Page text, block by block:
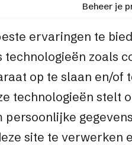
Beheer je
ervaringen te
technologieën zoals
op te slaan en/of
technologieën stelt
persoonlijke
site te verwerken
we meer controle
verkopen, is het